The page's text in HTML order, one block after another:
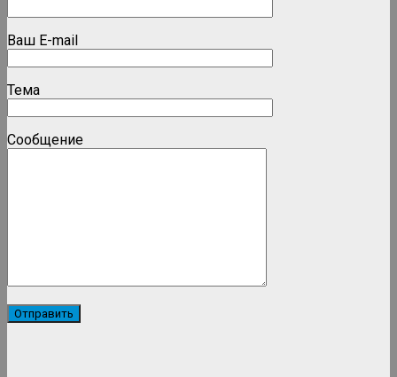
Ваш E-mail
Тема
Сообщение